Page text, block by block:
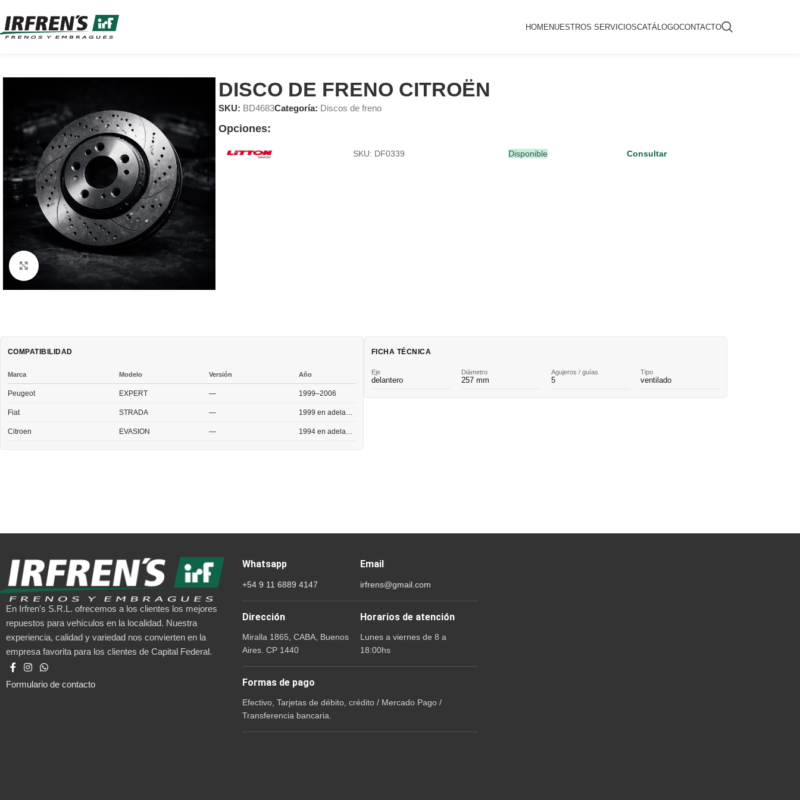
HOMENUESTROS SERVICIOSCATÁLOGOCONTACTO
Clic para ampliar
DISCO DE FRENO CITROËN
SKU: BD4683Categoría: Discos de freno
Opciones:
SKU: DF0339 Disponible Consultar
COMPATIBILIDAD
Marca Modelo Versión Año
Peugeot EXPERT — 1999–2006
Fiat STRADA —
Citroen EVASION —
FICHA TÉCNICA
Eje
delantero
Diámetro
257 mm
Agujeros / guías
5
Tipo
ventilado
En Irfren's S.R.L. ofrecemos a los clientes los mejores
repuestos para vehículos en la localidad. Nuestra
experiencia, calidad y variedad nos convierten en la
empresa favorita para los clientes de Capital Federal.
Formulario de contacto
Whatsapp
+54 9 11 6889 4147
Email
irfrens@gmail.com
Dirección
Miralla 1865, CABA, Buenos
Aires. CP 1440
Horarios de atención
Lunes a viernes de 8 a
18:00hs
Formas de pago
Efectivo, Tarjetas de débito, crédito / Mercado Pago /
Transferencia bancaria.